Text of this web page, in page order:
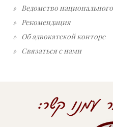
Ведомство
Рекомендация
Об адвокатской конторе
Связаться с нами